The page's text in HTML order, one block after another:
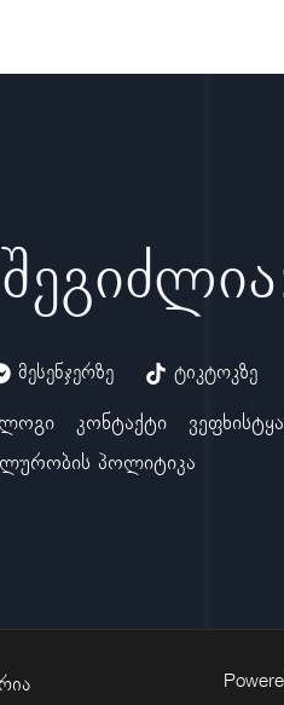
მესენჯერზე ტიკტოკზე
კონტაქტი
პოლიტიკა